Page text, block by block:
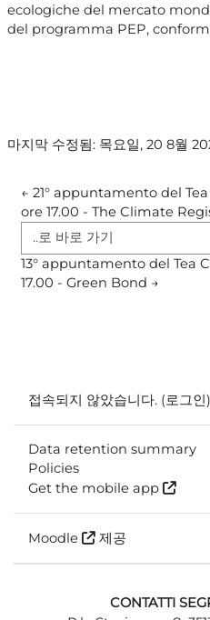
ecologiche del mercato
del programma PEP,
마지막 수정됨: 목요일, 20 8월
← 21° appuntamento del
ore 17.00 - The Climate
..로 바로 가기
13° appuntamento del Tea
17.00 - Green Bond →
접속되지 않았습니다. (로그인)
Data retention summary
Policies
Get the mobile app
Moodle 제공
CONTATTI